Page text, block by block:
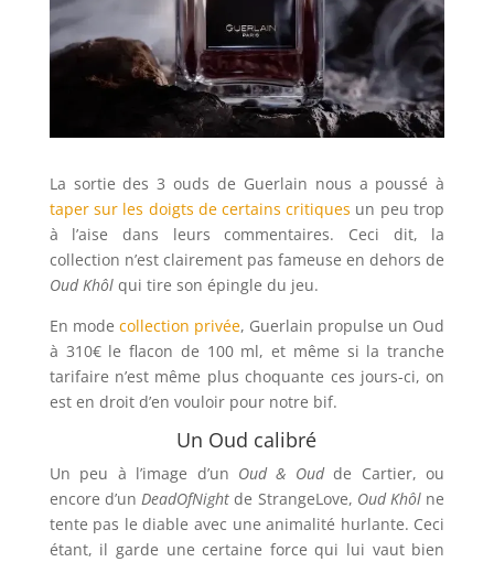
La sortie des 3 ouds de Guerlain nous a poussé à
taper sur les doigts de certains critiques un peu trop
à l’aise dans leurs commentaires. Ceci dit, la
collection n’est clairement pas fameuse en dehors de
Oud Khôlqui tire son épingle du jeu.
En mode collection privée, Guerlain propulse un Oud
à 310€ le flacon de 100 ml, et même si la tranche
tarifaire n’est même plus choquante ces jours-ci, on
est en droit d’en vouloir pour notre bif.
Un Oud calibré
Un peu à l’image d’un Oud & Oudde Cartier, ou
encore d’unDeadOfNight de StrangeLove, Oud Khôl ne
tente pas le diable avec une animalité hurlante. Ceci
étant, il garde une certaine force qui lui vaut bien